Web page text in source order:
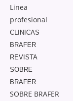
Linea
profesional
CLINICAS
BRAFER
REVISTA
SOBRE
BRAFER
SOBRE BRAFER